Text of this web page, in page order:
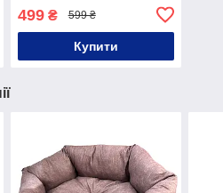
499₴ 599 ₴
Купити